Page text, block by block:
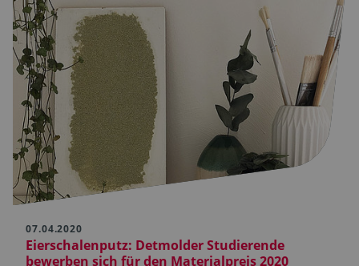
07.04.2020
Eierschalenputz: Detmolder Studierende
bewerben sich für den Materialpreis 2020